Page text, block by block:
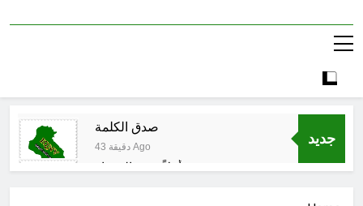
جديد
صدق الكلمة
43 دقيقة Ago
أهلاً بربيع المختار